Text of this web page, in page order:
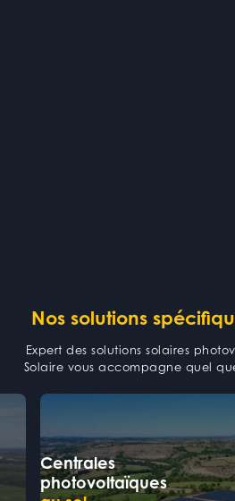
Nos solutions
Expert des solutions solaires
Solaire vous accompagne quel
Centrales
photovoltaïques